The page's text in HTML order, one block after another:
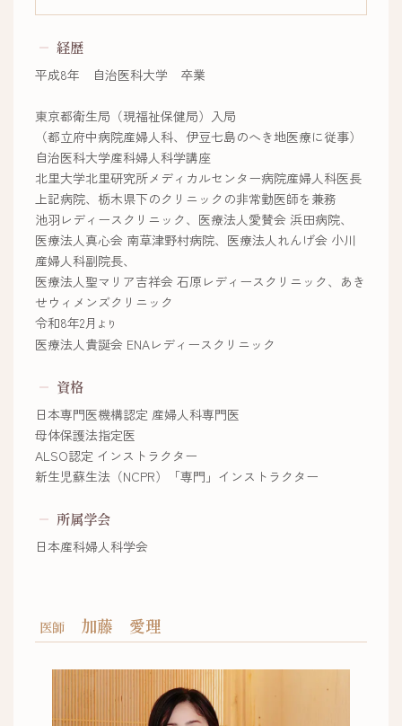
経歴
平成8年 自治医科大学 卒業
東京都衛生局（現福祉保健局）入局
（都立府中病院産婦人科、伊豆七島のへき地医療に従事）
自治医科大学産科婦人科学講座
北里大学北里研究所メディカルセンター病院産婦人科医長
上記病院、栃木県下のクリニックの非常勤医師を兼務
池羽レディースクリニック、医療法人愛賛会 浜田病院、
医療法人真心会 南草津野村病院、医療法人れんげ会 小川
産婦人科副院長、
医療法人聖マリア吉祥会 石原レディースクリニック、あき
せウィメンズクリニック
令和8年2月 より
医療法人貴誕会 ENAレディースクリニック
資格
日本専門医機構認定 産婦人科専門医
母体保護法指定医
ALSO認定 インストラクター
新生児蘇生法（NCPR）「専門」インストラクター
所属学会
日本産科婦人科学会
医師 加藤 愛理